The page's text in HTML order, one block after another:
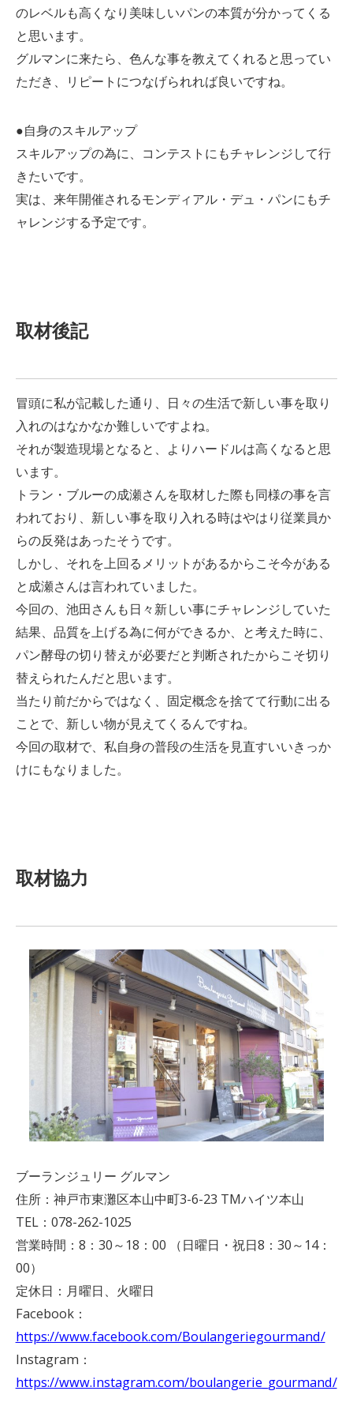
のレベルも高くなり美味しいパンの本質が分かってくる
と思います。
グルマンに来たら、色んな事を教えてくれると思ってい
ただき、リピートにつなげられれば良いですね。
●自身のスキルアップ
スキルアップの為に、コンテストにもチャレンジして行
きたいです。
実は、来年開催されるモンディアル・デュ・パンにもチ
ャレンジする予定です。
取材後記
冒頭に私が記載した通り、日々の生活で新しい事を取り
入れのはなかなか難しいですよね。
それが製造現場となると、よりハードルは高くなると思
います。
トラン・ブルーの成瀬さんを取材した際も同様の事を言
われており、新しい事を取り入れる時はやはり従業員か
らの反発はあったそうです。
しかし、それを上回るメリットがあるからこそ今がある
と成瀬さんは言われていました。
今回の、池田さんも日々新しい事にチャレンジしていた
結果、品質を上げる為に何ができるか、と考えた時に、
パン酵母の切り替えが必要だと判断されたからこそ切り
替えられたんだと思います。
当たり前だからではなく、固定概念を捨てて行動に出る
ことで、新しい物が見えてくるんですね。
今回の取材で、私自身の普段の生活を見直すいいきっか
けにもなりました。
取材協力
ブーランジュリー グルマン
住所：神戸市東灘区本山中町3-6-23 TMハイツ本山
TEL：078-262-1025
営業時間：8：30～18：00 （日曜日・祝日8：30～14：
00）
定休日：月曜日、火曜日
Facebook：
https://www.facebook.com/Boulangeriegourmand/
Instagram：
https://www.instagram.com/boulangerie_gourmand/